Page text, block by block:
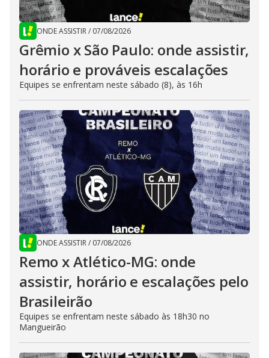
ONDE ASSISTIR/ 07/08/2026
Grêmio x São Paulo: onde assistir,
horário e prováveis escalações
Equipes se enfrentam neste sábado (8), às 16h
ONDE ASSISTIR/ 07/08/2026
Remo x Atlético-MG: onde
assistir, horário e escalações pelo
Brasileirão
Equipes se enfrentam neste sábado às 18h30 no
Mangueirão